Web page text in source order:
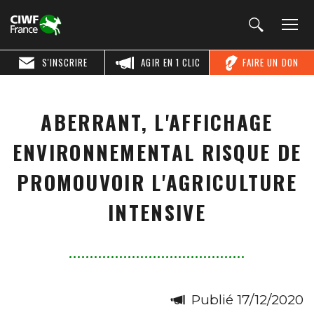
FAIRE UN DON
AGIR EN 1 CLIC
S'INSCRIRE
ABERRANT, L'AFFICHAGE
ENVIRONNEMENTAL RISQUE DE
PROMOUVOIR L'AGRICULTURE
INTENSIVE
Publié 17/12/2020